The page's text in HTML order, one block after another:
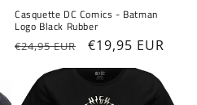
Casquette DC Comics - Batman
Logo Black Rubber
Prix
€24,95 EUR
Prix
€19,95 EUR